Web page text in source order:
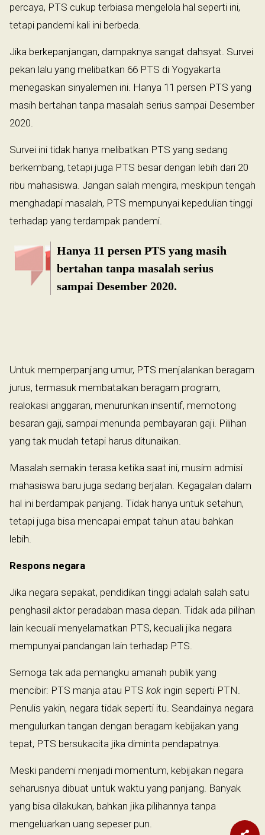
percaya, PTS cukup terbiasa mengelola hal seperti ini,
tetapi pandemi kali ini berbeda.
Jika berkepanjangan, dampaknya sangat dahsyat. Survei
pekan lalu yang melibatkan 66 PTS di Yogyakarta
menegaskan sinyalemen ini. Hanya 11 persen PTS yang
masih bertahan tanpa masalah serius sampai Desember
2020.
Survei ini tidak hanya melibatkan PTS yang sedang
berkembang, tetapi juga PTS besar dengan lebih dari 20
ribu mahasiswa. Jangan salah mengira, meskipun tengah
menghadapi masalah, PTS mempunyai kepedulian tinggi
terhadap yang terdampak pandemi.
Hanya 11 persen PTS yang masih
bertahan tanpa masalah serius
sampai Desember 2020.
Untuk memperpanjang umur, PTS menjalankan beragam
jurus, termasuk membatalkan beragam program,
realokasi anggaran, menurunkan insentif, memotong
besaran gaji, sampai menunda pembayaran gaji. Pilihan
yang tak mudah tetapi harus ditunaikan.
Masalah semakin terasa ketika saat ini, musim admisi
mahasiswa baru juga sedang berjalan. Kegagalan dalam
hal ini berdampak panjang. Tidak hanya untuk setahun,
tetapi juga bisa mencapai empat tahun atau bahkan
lebih.
Respons negara
Jika negara sepakat, pendidikan tinggi adalah salah satu
penghasil aktor peradaban masa depan. Tidak ada pilihan
lain kecuali menyelamatkan PTS, kecuali jika negara
mempunyai pandangan lain terhadap PTS.
Semoga tak ada pemangku amanah publik yang
mencibir: PTS manja atau PTS kok ingin seperti PTN.
Penulis yakin, negara tidak seperti itu. Seandainya negara
mengulurkan tangan dengan beragam kebijakan yang
tepat, PTS bersukacita jika diminta pendapatnya.
Meski pandemi menjadi momentum, kebijakan negara
seharusnya dibuat untuk waktu yang panjang. Banyak
yang bisa dilakukan, bahkan jika pilihannya tanpa
mengeluarkan uang sepeser pun.